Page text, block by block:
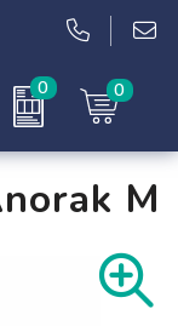
0 0
M